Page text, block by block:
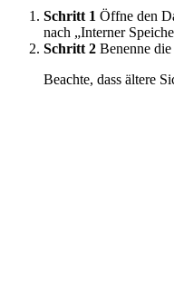
Schritt 1 Öffne den
nach „Interner
Schritt 2 Benenne
Beachte, dass ältere